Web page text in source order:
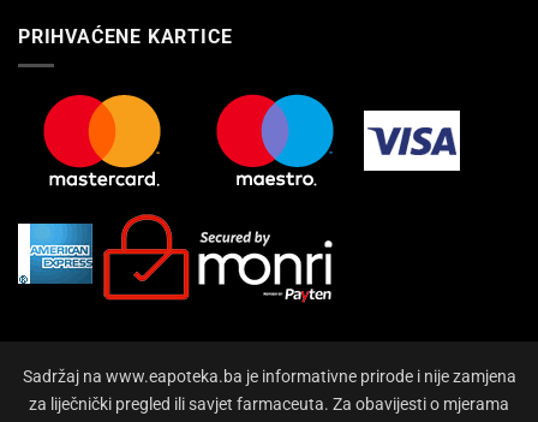
PRIHVAĆENE KARTICE
Sadržaj na www.eapoteka.ba je informativne prirode i nije zamjena
za liječnički pregled ili savjet farmaceuta. Za obavijesti o mjerama